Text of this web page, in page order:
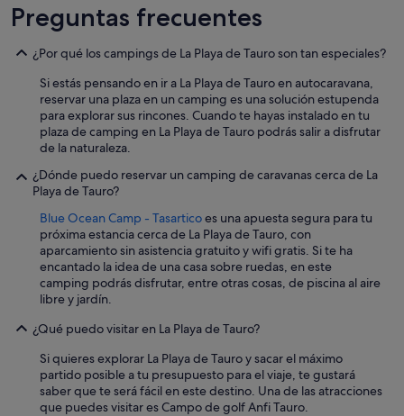
Preguntas frecuentes
¿Por qué los campings de La Playa de Tauro son tan especiales?
Si estás pensando en ir a La Playa de Tauro en autocaravana,
reservar una plaza en un camping es una solución estupenda
para explorar sus rincones. Cuando te hayas instalado en tu
plaza de camping en La Playa de Tauro podrás salir a disfrutar
de la naturaleza.
¿Dónde puedo reservar un camping de caravanas cerca de La
Playa de Tauro?
Blue Ocean Camp - Tasarticoes una apuesta segura para tu
próxima estancia cerca de La Playa de Tauro, con
aparcamiento sin asistencia gratuito y wifi gratis. Si te ha
encantado la idea de una casa sobre ruedas, en este
camping podrás disfrutar, entre otras cosas, de piscina al aire
libre y jardín.
¿Qué puedo visitar en La Playa de Tauro?
Si quieres explorar La Playa de Tauro y sacar el máximo
partido posible a tu presupuesto para el viaje, te gustará
saber que te será fácil en este destino. Una de las atracciones
que puedes visitar es Campo de golf Anfi Tauro.